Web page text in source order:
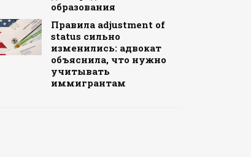
образования
Правила adjustment of
status сильно
изменились: адвокат
объяснила, что нужно
учитывать
иммигрантам